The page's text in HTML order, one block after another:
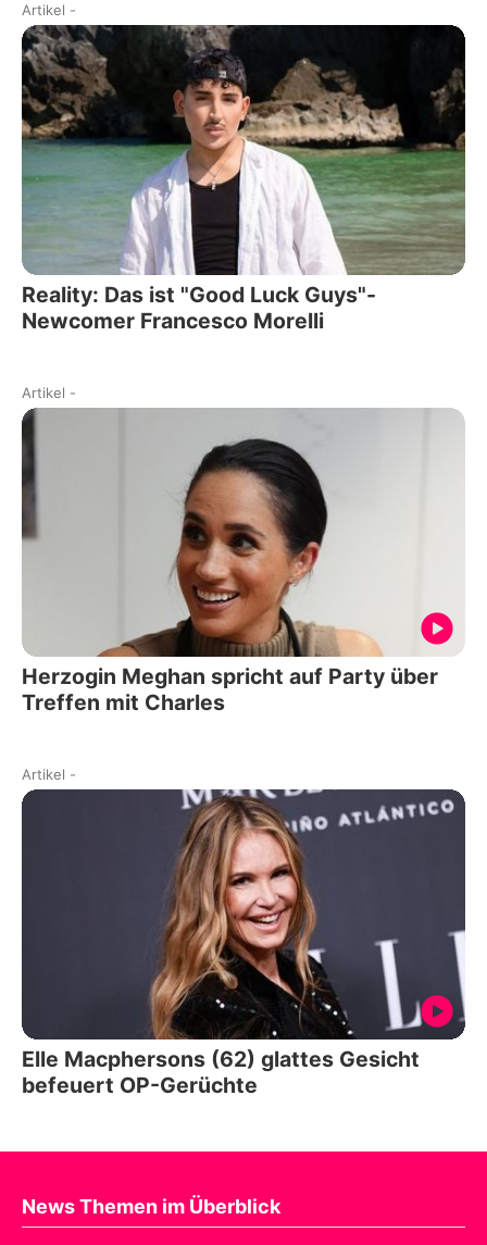
Artikel -
Reality: Das ist "Good Luck Guys"-
Newcomer Francesco Morelli
Artikel -
Herzogin Meghan spricht auf Party über
Treffen mit Charles
Artikel -
Elle Macphersons (62) glattes Gesicht
befeuert OP-Gerüchte
News Themen im Überblick